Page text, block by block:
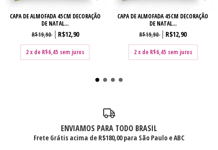
CAPA DE ALMOFADA 45CM DECORAÇÃO
DE NATAL...
R$19,90
R$12,90
2x de R$6,45 sem juros
CAPA DE ALMOFADA 45CM DECORAÇÃO
DE NATAL...
R$19,90
R$12,90
2x de R$6,45 sem juros
ENVIAMOS PARA TODO BRASIL
Frete Grátis acima de R$180,00 para São Paulo e ABC